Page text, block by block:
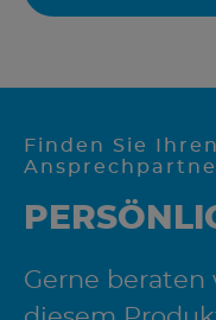
Finden Sie
Gerne beraten